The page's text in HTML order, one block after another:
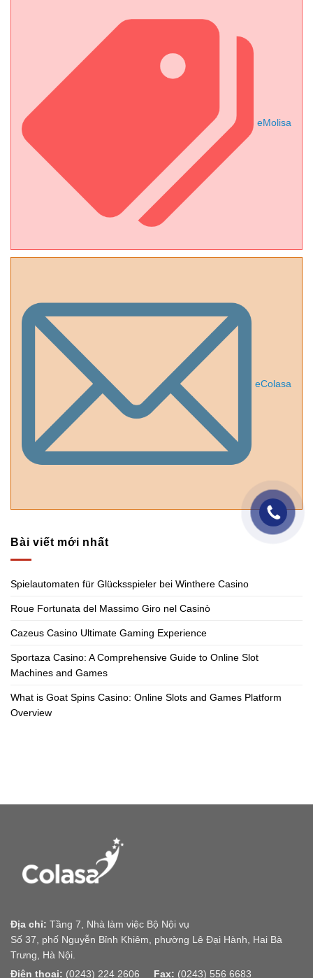
eMolisa
eColasa
Bài viết mới nhất
Spielautomaten für Glücksspieler bei Winthere Casino
Roue Fortunata del Massimo Giro nel Casinò
Cazeus Casino Ultimate Gaming Experience
Sportaza Casino: A Comprehensive Guide to Online Slot
Machines and Games
What is Goat Spins Casino: Online Slots and Games Platform
Overview
Địa chỉ: Tầng 7, Nhà làm việc Bộ Nội vụ
Số 37, phố Nguyễn Bỉnh Khiêm, phường Lê Đại Hành, Hai Bà
Trưng, Hà Nội.
Điện thoại: (0243) 224 2606 Fax: (0243) 556 6683